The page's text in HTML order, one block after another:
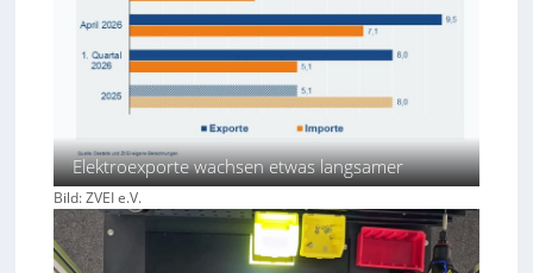
Elektroexporte wachsen etwas langsamer
Bild: ZVEI e.V.